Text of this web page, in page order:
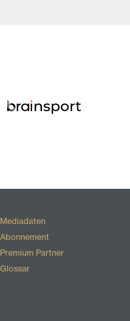
Mediadaten
Abonnement
Premium Partner
Glossar